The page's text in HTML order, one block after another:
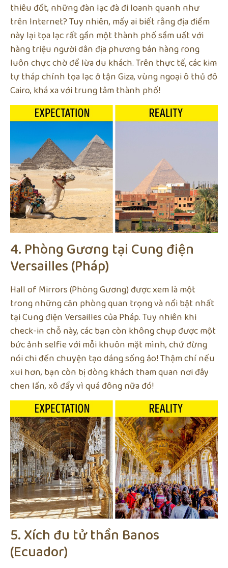
thiêu đốt, những đàn lạc đà đi loanh quanh như
trên Internet? Tuy nhiên, mấy ai biết rằng địa điểm
này lại tọa lạc rất gần một thành phố sầm uất với
hàng triệu người dân địa phương bán hàng rong
luôn chực chờ để lừa du khách. Trên thực tế, các kim
tự tháp chính tọa lạc ở tận Giza, vùng ngoại ô thủ đô
Cairo, khá xa với trung tâm thành phố!
4. Phòng Gương tại Cung điện
Versailles (Pháp)
Hall of Mirrors (Phòng Gương) được xem là một
trong những căn phòng quan trọng và nổi bật nhất
tại Cung điện Versailles của Pháp. Tuy nhiên khi
check-in chỗ này, các bạn còn không chụp được một
bức ảnh selfie với mỗi khuôn mặt mình, chứ đừng
nói chi đến chuyện tạo dáng sống ảo! Thậm chí nếu
xui hơn, bạn còn bị dòng khách tham quan nơi đây
chen lấn, xô đẩy vì quá đông nữa đó!
5. Xích đu tử thần Banos
(Ecuador)